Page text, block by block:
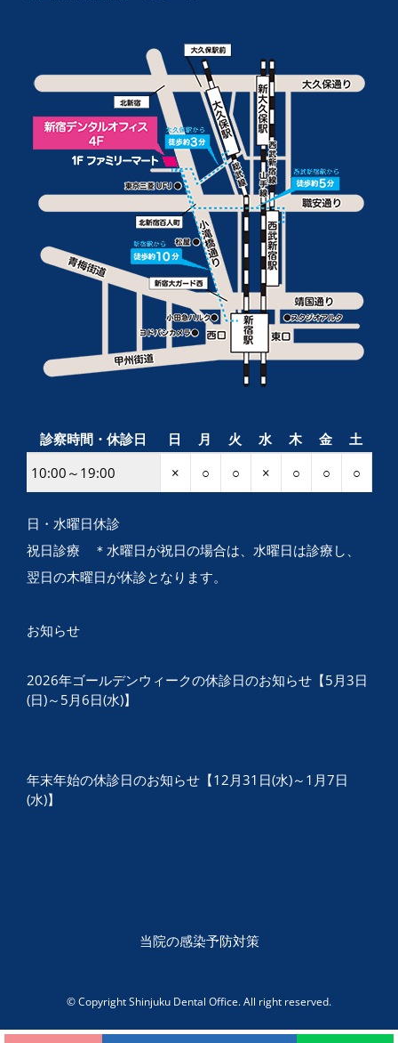
診察時間・休診日 日 月 火 水 木 金 土
10:00～19:00 × ○ ○ × ○ ○ ○
日・水曜日休診
祝日診療 ＊水曜日が祝日の場合は、水曜日は診療し、
翌日の木曜日が休診となります。
お知らせ
2026年ゴールデンウィークの休診日のお知らせ【5月3日
(日)～5月6日(水)】
年末年始の休診日のお知らせ【12月31日(水)～1月7日
(水)】
当院の感染予防対策
© Copyright Shinjuku Dental Office. All right reserved.